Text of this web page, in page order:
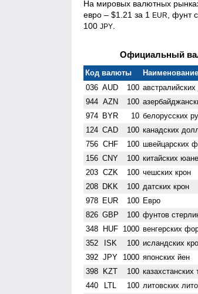
На мировых валютных
евро – $1.21 за 1 EUR , фунт
100 JPY
Официальный
Код валюты Наименование
036 AUD 100
944 AZN 100
974 BYR 10 белорусских
124 CAD 100 канадских
756 CHF 100 швейцарских
156 CNY 100 китайских
203 CZK 100 чешских крон
208 DKK 100 датских крон
978 EUR 100 Евро
826 GBP 100 фунтов
348 HUF 1000 венгерских
352 ISK 100 исландских
392 JPY 1000 японских йен
398 KZT 100 казахстанских
440 LTL 100 литовских